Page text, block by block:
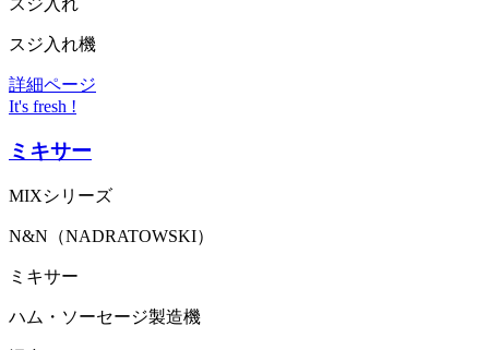
スジ入れ機
詳細ページ
It's fresh !
ミキサー
MIXシリーズ
N&N（NADRATOWSKI）
ミキサー
ハム・ソーセージ製造機